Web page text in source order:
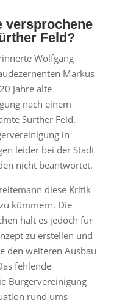
versprochene
Feld?
Wolfgang
Markus
Jahre alte
nach einem
Sürther Feld.
in
leider bei der Stadt
nicht beantwortet.
diese Kritik
kümmern. Die
hält es jedoch für
zu erstellen und
den weiteren Ausbau
fehlende
Bürgervereinigung
rund ums